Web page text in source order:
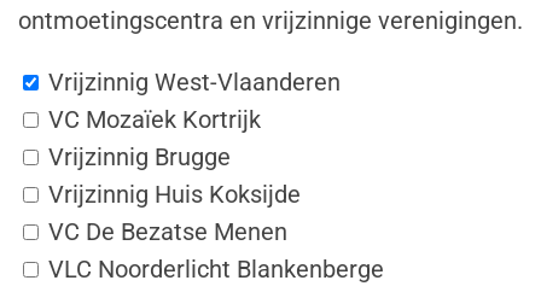
ontmoetingscentra en vrijzinnige verenigingen.
Vrijzinnig West-Vlaanderen
VC Mozaïek Kortrijk
Vrijzinnig Brugge
Vrijzinnig Huis Koksijde
VC De Bezatse Menen
VLC Noorderlicht Blankenberge